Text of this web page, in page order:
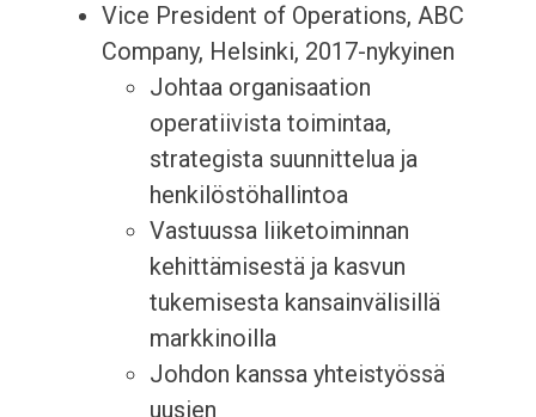
Vice President of Operations, ABC
Company, Helsinki, 2017-nykyinen
Johtaa organisaation
operatiivista toimintaa,
strategista suunnittelua ja
henkilöstöhallintoa
Vastuussa liiketoiminnan
kehittämisestä ja kasvun
tukemisesta kansainvälisillä
markkinoilla
Johdon kanssa yhteistyössä
uusien